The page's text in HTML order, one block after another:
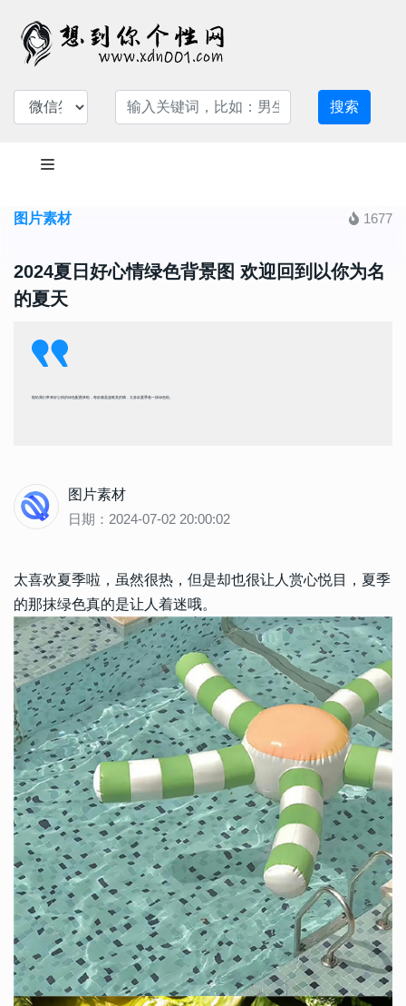
搜索
图片素材 1677
2024夏日好心情绿色背景图 欢迎回到以你为名
的夏天
能给我们带来好心情的绿色配图来啦，每款都是超唯美的哦，太喜欢夏季着一抹绿色啦。
图片素材
日期：2024-07-02 20:00:02
太喜欢夏季啦，虽然很热，但是却也很让人赏心悦目，夏季
的那抹绿色真的是让人着迷哦。